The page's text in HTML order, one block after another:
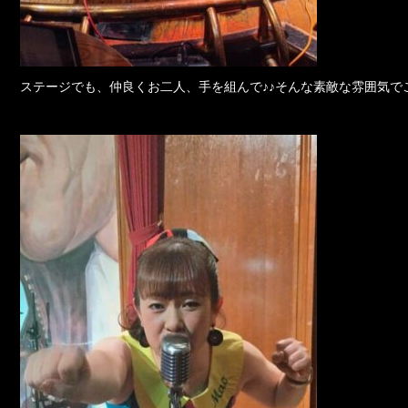
ステージでも、仲良くお二人、手を組んで♪♪そんな素敵な雰囲気で